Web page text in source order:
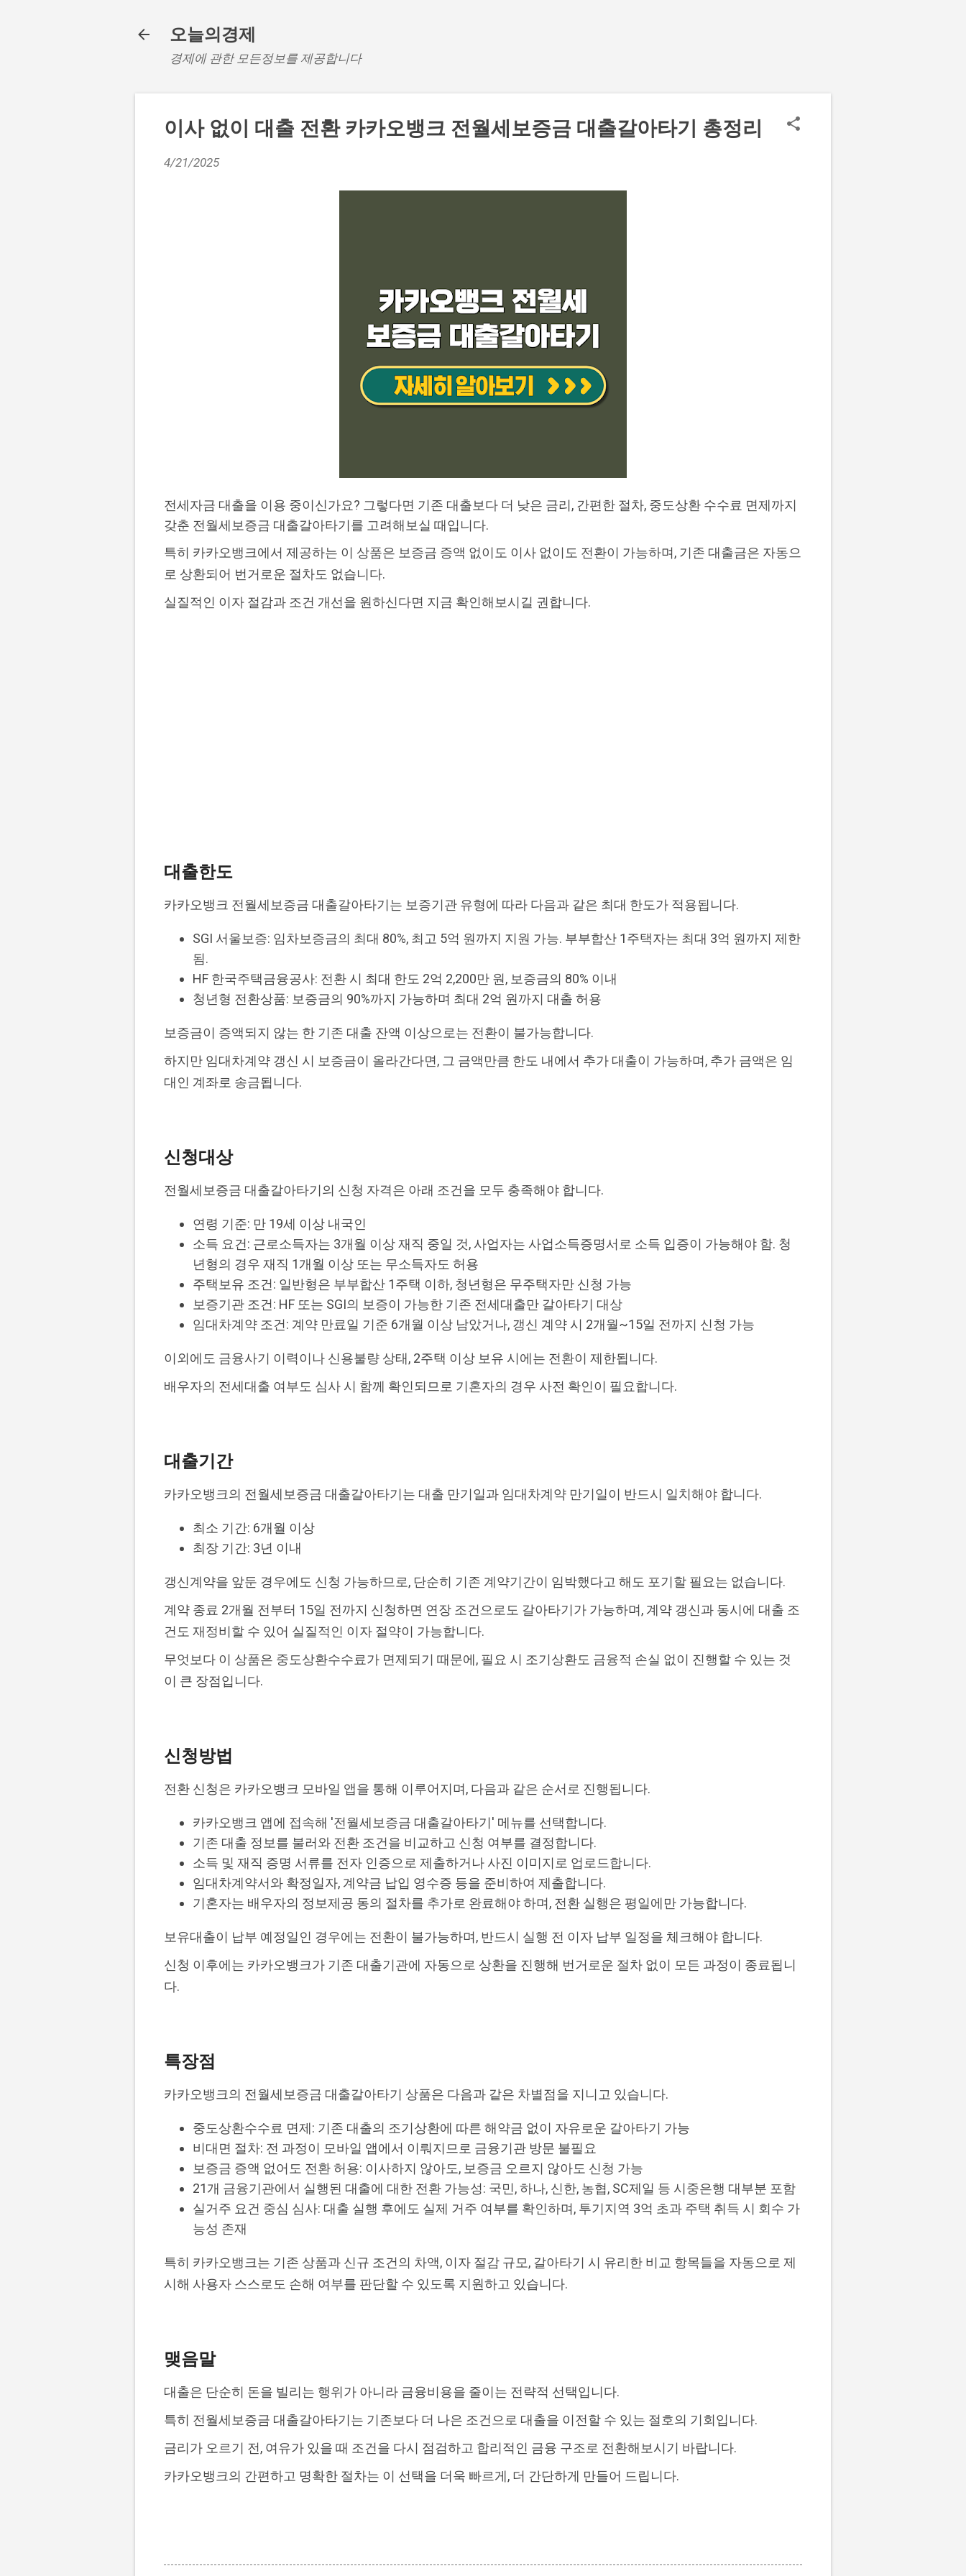
오늘의경제
경제에 관한 모든정보를 제공합니다
이사 없이 대출 전환 카카오뱅크 전월세보증금 대출갈아타기 총정리
4/21/2025
전세자금 대출을 이용 중이신가요? 그렇다면 기존 대출보다 더 낮은 금리, 간편한 절차, 중도상환 수수료 면제까지
갖춘 전월세보증금 대출갈아타기를 고려해보실 때입니다.
특히 카카오뱅크에서 제공하는 이 상품은 보증금 증액 없이도 이사 없이도 전환이 가능하며, 기존 대출금은 자동으
로 상환되어 번거로운 절차도 없습니다.
실질적인 이자 절감과 조건 개선을 원하신다면 지금 확인해보시길 권합니다.
대출한도
카카오뱅크 전월세보증금 대출갈아타기는 보증기관 유형에 따라 다음과 같은 최대 한도가 적용됩니다.
SGI 서울보증: 임차보증금의 최대 80%, 최고 5억 원까지 지원 가능. 부부합산 1주택자는 최대 3억 원까지 제한
됨.
HF 한국주택금융공사: 전환 시 최대 한도 2억 2,200만 원, 보증금의 80% 이내
청년형 전환상품: 보증금의 90%까지 가능하며 최대 2억 원까지 대출 허용
보증금이 증액되지 않는 한 기존 대출 잔액 이상으로는 전환이 불가능합니다.
하지만 임대차계약 갱신 시 보증금이 올라간다면, 그 금액만큼 한도 내에서 추가 대출이 가능하며, 추가 금액은 임
대인 계좌로 송금됩니다.
신청대상
전월세보증금 대출갈아타기의 신청 자격은 아래 조건을 모두 충족해야 합니다.
연령 기준: 만 19세 이상 내국인
소득 요건: 근로소득자는 3개월 이상 재직 중일 것, 사업자는 사업소득증명서로 소득 입증이 가능해야 함. 청
년형의 경우 재직 1개월 이상 또는 무소득자도 허용
주택보유 조건: 일반형은 부부합산 1주택 이하, 청년형은 무주택자만 신청 가능
보증기관 조건: HF 또는 SGI의 보증이 가능한 기존 전세대출만 갈아타기 대상
임대차계약 조건: 계약 만료일 기준 6개월 이상 남았거나, 갱신 계약 시 2개월~15일 전까지 신청 가능
이외에도 금융사기 이력이나 신용불량 상태, 2주택 이상 보유 시에는 전환이 제한됩니다.
배우자의 전세대출 여부도 심사 시 함께 확인되므로 기혼자의 경우 사전 확인이 필요합니다.
대출기간
카카오뱅크의 전월세보증금 대출갈아타기는 대출 만기일과 임대차계약 만기일이 반드시 일치해야 합니다.
최소 기간: 6개월 이상
최장 기간: 3년 이내
갱신계약을 앞둔 경우에도 신청 가능하므로, 단순히 기존 계약기간이 임박했다고 해도 포기할 필요는 없습니다.
계약 종료 2개월 전부터 15일 전까지 신청하면 연장 조건으로도 갈아타기가 가능하며, 계약 갱신과 동시에 대출 조
건도 재정비할 수 있어 실질적인 이자 절약이 가능합니다.
무엇보다 이 상품은 중도상환수수료가 면제되기 때문에, 필요 시 조기상환도 금융적 손실 없이 진행할 수 있는 것
이 큰 장점입니다.
신청방법
전환 신청은 카카오뱅크 모바일 앱을 통해 이루어지며, 다음과 같은 순서로 진행됩니다.
카카오뱅크 앱에 접속해 '전월세보증금 대출갈아타기' 메뉴를 선택합니다.
기존 대출 정보를 불러와 전환 조건을 비교하고 신청 여부를 결정합니다.
소득 및 재직 증명 서류를 전자 인증으로 제출하거나 사진 이미지로 업로드합니다.
임대차계약서와 확정일자, 계약금 납입 영수증 등을 준비하여 제출합니다.
기혼자는 배우자의 정보제공 동의 절차를 추가로 완료해야 하며, 전환 실행은 평일에만 가능합니다.
보유대출이 납부 예정일인 경우에는 전환이 불가능하며, 반드시 실행 전 이자 납부 일정을 체크해야 합니다.
신청 이후에는 카카오뱅크가 기존 대출기관에 자동으로 상환을 진행해 번거로운 절차 없이 모든 과정이 종료됩니
다.
특장점
카카오뱅크의 전월세보증금 대출갈아타기 상품은 다음과 같은 차별점을 지니고 있습니다.
중도상환수수료 면제: 기존 대출의 조기상환에 따른 해약금 없이 자유로운 갈아타기 가능
비대면 절차: 전 과정이 모바일 앱에서 이뤄지므로 금융기관 방문 불필요
보증금 증액 없어도 전환 허용: 이사하지 않아도, 보증금 오르지 않아도 신청 가능
21개 금융기관에서 실행된 대출에 대한 전환 가능성: 국민, 하나, 신한, 농협, SC제일 등 시중은행 대부분 포함
실거주 요건 중심 심사: 대출 실행 후에도 실제 거주 여부를 확인하며, 투기지역 3억 초과 주택 취득 시 회수 가
능성 존재
특히 카카오뱅크는 기존 상품과 신규 조건의 차액, 이자 절감 규모, 갈아타기 시 유리한 비교 항목들을 자동으로 제
시해 사용자 스스로도 손해 여부를 판단할 수 있도록 지원하고 있습니다.
맺음말
대출은 단순히 돈을 빌리는 행위가 아니라 금융비용을 줄이는 전략적 선택입니다.
특히 전월세보증금 대출갈아타기는 기존보다 더 나은 조건으로 대출을 이전할 수 있는 절호의 기회입니다.
금리가 오르기 전, 여유가 있을 때 조건을 다시 점검하고 합리적인 금융 구조로 전환해보시기 바랍니다.
카카오뱅크의 간편하고 명확한 절차는 이 선택을 더욱 빠르게, 더 간단하게 만들어 드립니다.